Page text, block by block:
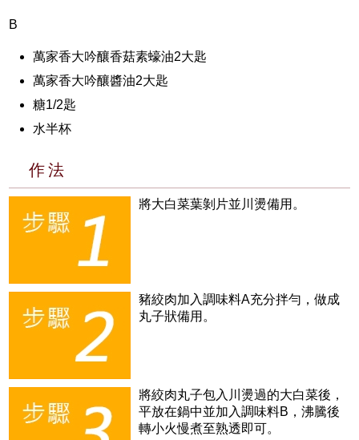
B
萬家香大吟釀香菇素蠔油2大匙
萬家香大吟釀醬油2大匙
糖1/2匙
水半杯
作法
將大白菜葉剝片並川燙備用。
豬絞肉加入調味料A充分拌勻，做成
丸子狀備用。
將絞肉丸子包入川燙過的大白菜後，
平放在鍋中並加入調味料B，沸騰後
轉小火慢煮至熟透即可。